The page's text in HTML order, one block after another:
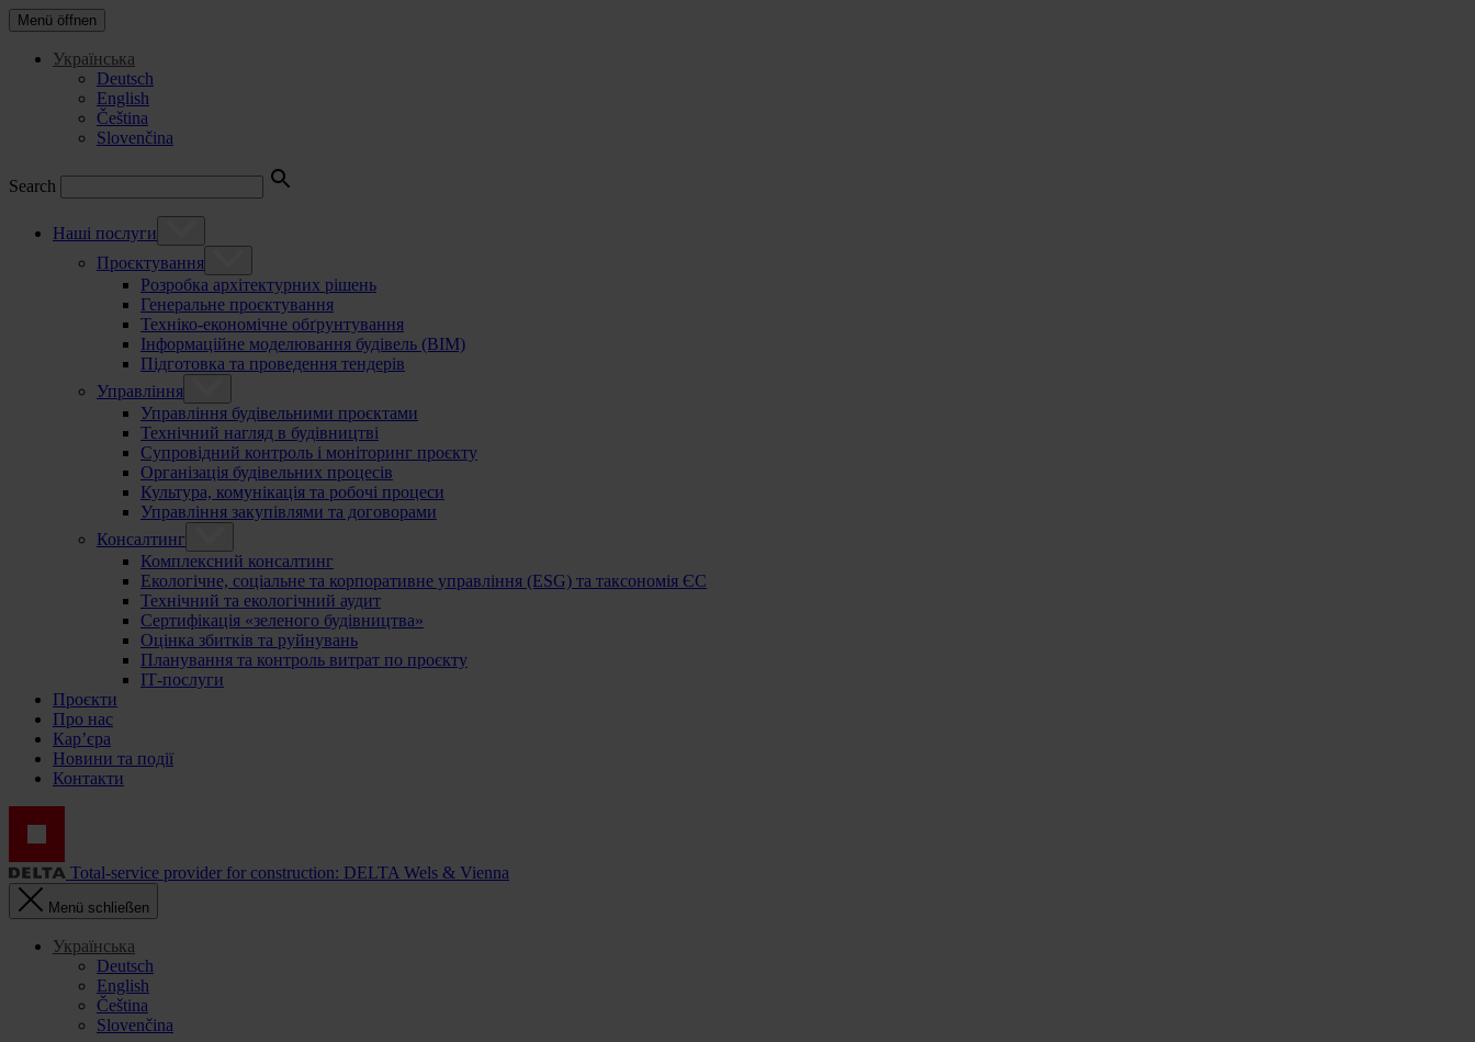
Menü öffnen
Українська
Deutsch
English
Čeština
Slovenčina
Search
Наші послуги
Проєктування
Розробка архітектурних рішень
Генеральне проєктування
Техніко-економічне обґрунтування
Інформаційне моделювання будівель (BIM)
Підготовка та проведення тендерів
Управління
Управління будівельними проєктами
Технічний нагляд в будівництві
Супровідний контроль і моніторинг проєкту
Організація будівельних процесів
Культура, комунікація та робочі процеси
Управління закупівлями та договорами
Консалтинг
Комплексний консалтинг
Екологічне, соціальне та корпоративне управління (ESG) та таксономія ЄС
Технічний та екологічний аудит
Сертифікація «зеленого будівництва»
Оцінка збитків та руйнувань
Планування та контроль витрат по проєкту
ІТ-послуги
Проєкти
Про нас
Кар’єра
Новини та події
Контакти
Total-service provider for construction: DELTA Wels & Vienna
Menü schließen
Українська
Deutsch
English
Čeština
Slovenčina